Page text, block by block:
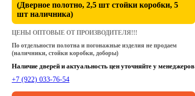
(Дверное полотно, 2,5 шт стойки коробки, 5
шт наличника)
ЦЕНЫ ОПТОВЫЕ ОТ ПРОИЗВОДИТЕЛЯ!!!
По отдельности полотна и погонажные изделия не продаем
(наличники, стойки коробки, доборы)
Наличие дверей и актуальность цен уточняйте у менеджеров
+7 (922) 033-76-54